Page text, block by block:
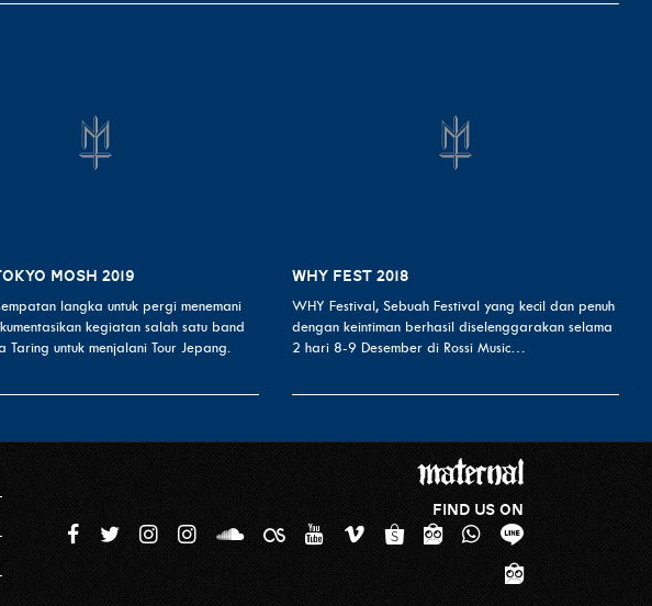
MOSH 2019
langka untuk pergi menemani
kegiatan salah satu band
Taring untuk menjalani Tour Jepang.
WHY FEST 2018
WHY Festival, Sebuah Festival yang kecil dan penuh
dengan keintiman berhasil diselenggarakan selama
2 hari 8-9 Desember di Rossi Music…
FIND US ON